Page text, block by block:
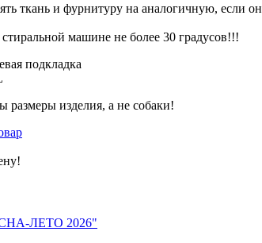
ткань и фурнитуру на аналогичную, если
машине не более 30 градусов!!!
подкладка
размеры изделия, а не собаки!
ЛЕТО 2026"